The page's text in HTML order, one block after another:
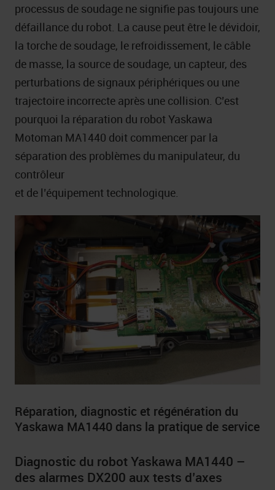
processus de soudage ne signifie pas toujours une
défaillance du robot. La cause peut être le dévidoir,
la torche de soudage, le refroidissement, le câble
de masse, la source de soudage, un capteur, des
perturbations de signaux périphériques ou une
trajectoire incorrecte après une collision. C’est
pourquoi la réparation du robot Yaskawa
Motoman MA1440 doit commencer par la
séparation des problèmes du manipulateur, du
contrôleur
et de l’équipement technologique.
Réparation, diagnostic et régénération du
Yaskawa MA1440 dans la pratique de service
Diagnostic du robot Yaskawa MA1440 –
des alarmes DX200 aux tests d’axes